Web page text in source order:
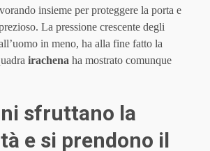
insieme per proteggere la porta e
La pressione crescente degli
in meno, ha alla fine fatto la
irachena ha mostrato comunque
sfruttano la
e si prendono il